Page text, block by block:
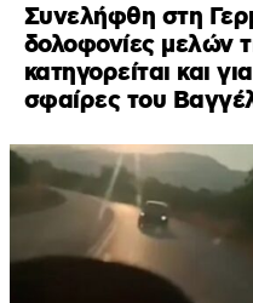
Συνελήφθη στη
δολοφονίες μελών
κατηγορείται και
σφαίρες του